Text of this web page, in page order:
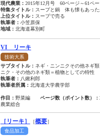
現代農業： 2015年12月号 60ページ～61ペー
特集タイトル： スープと鍋 体も懐もあった
上位タイトル： スープで売る
執筆者： 小笠原保
地域： 北海道幕別町
VI リーキ
技術大系
サブタイトル： ネギ・ニンニクその他ネギ
ニク・その他のネギ類＝植物としての特性
執筆者： 八鍬利郎
執筆者所属： 北海道大学農学部
作目： 野菜編 ページ数（ポイント数）：
農業総合
［リーキ］ ［概要］
食品加工